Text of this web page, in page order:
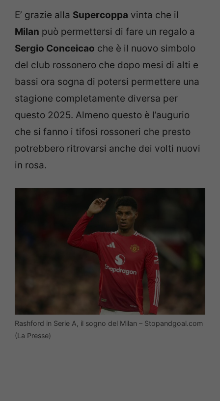
E’ grazie alla Supercoppa vinta che il
Milan può permettersi di fare un regalo a
Sergio Conceicao che è il nuovo simbolo
del club rossonero che dopo mesi di alti e
bassi ora sogna di potersi permettere una
stagione completamente diversa per
questo 2025. Almeno questo è l’augurio
che si fanno i tifosi rossoneri che presto
potrebbero ritrovarsi anche dei volti nuovi
in rosa.
Rashford in Serie A, il sogno del Milan – Stopandgoal.com
(La Presse)